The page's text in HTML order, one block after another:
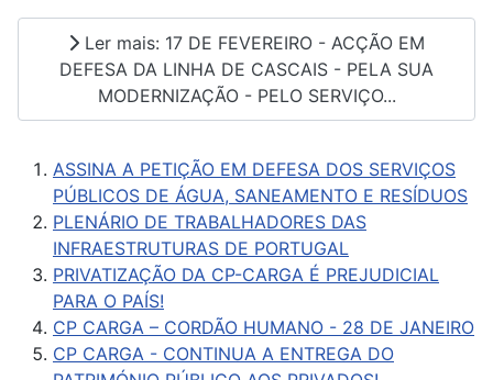
Ler mais: 17 DE FEVEREIRO - ACÇÃO EM
DEFESA DA LINHA DE CASCAIS - PELA SUA
MODERNIZAÇÃO - PELO SERVIÇO...
ASSINA A PETIÇÃO EM DEFESA DOS SERVIÇOS
PÚBLICOS DE ÁGUA, SANEAMENTO E RESÍDUOS
PLENÁRIO DE TRABALHADORES DAS
INFRAESTRUTURAS DE PORTUGAL
PRIVATIZAÇÃO DA CP-CARGA É PREJUDICIAL
PARA O PAÍS!
CP CARGA – CORDÃO HUMANO - 28 DE JANEIRO
CP CARGA - CONTINUA A ENTREGA DO